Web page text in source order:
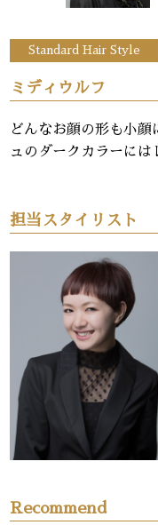
Standard Hair Style
ミディウルフ
どんなお顔の形も小
ュのダークカラーには
担当スタイリスト
Recommend